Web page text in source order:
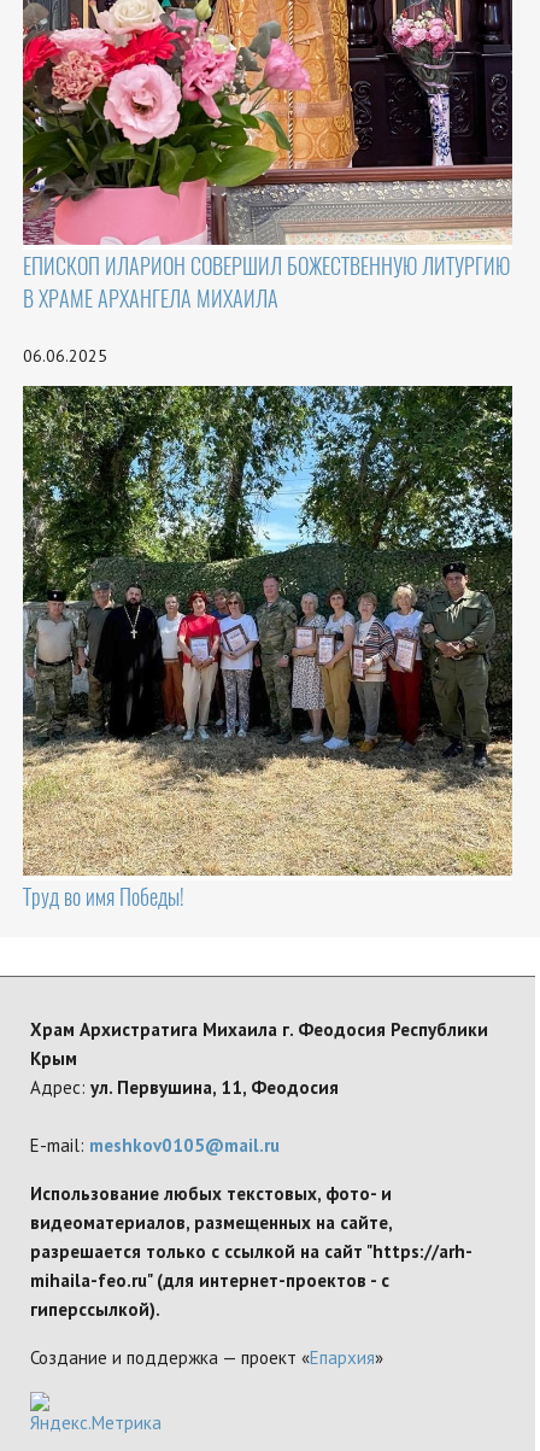
ЕПИСКОП ИЛАРИОН СОВЕРШИЛ БОЖЕСТВЕННУЮ ЛИТУРГИЮ
В ХРАМЕ АРХАНГЕЛА МИХАИЛА
06.06.2025
Труд во имя Победы!
Храм Архистратига Михаила г. Феодосия Республики
Крым
Адрес: ул. Первушина, 11, Феодосия
E-mail: meshkov0105@mail.ru
Использование любых текстовых, фото- и
видеоматериалов, размещенных на сайте,
разрешается только с ссылкой на сайт "https://arh-
mihaila-feo.ru" (для интернет-проектов - с
гиперссылкой).
Создание и поддержка — проект «Епархия»